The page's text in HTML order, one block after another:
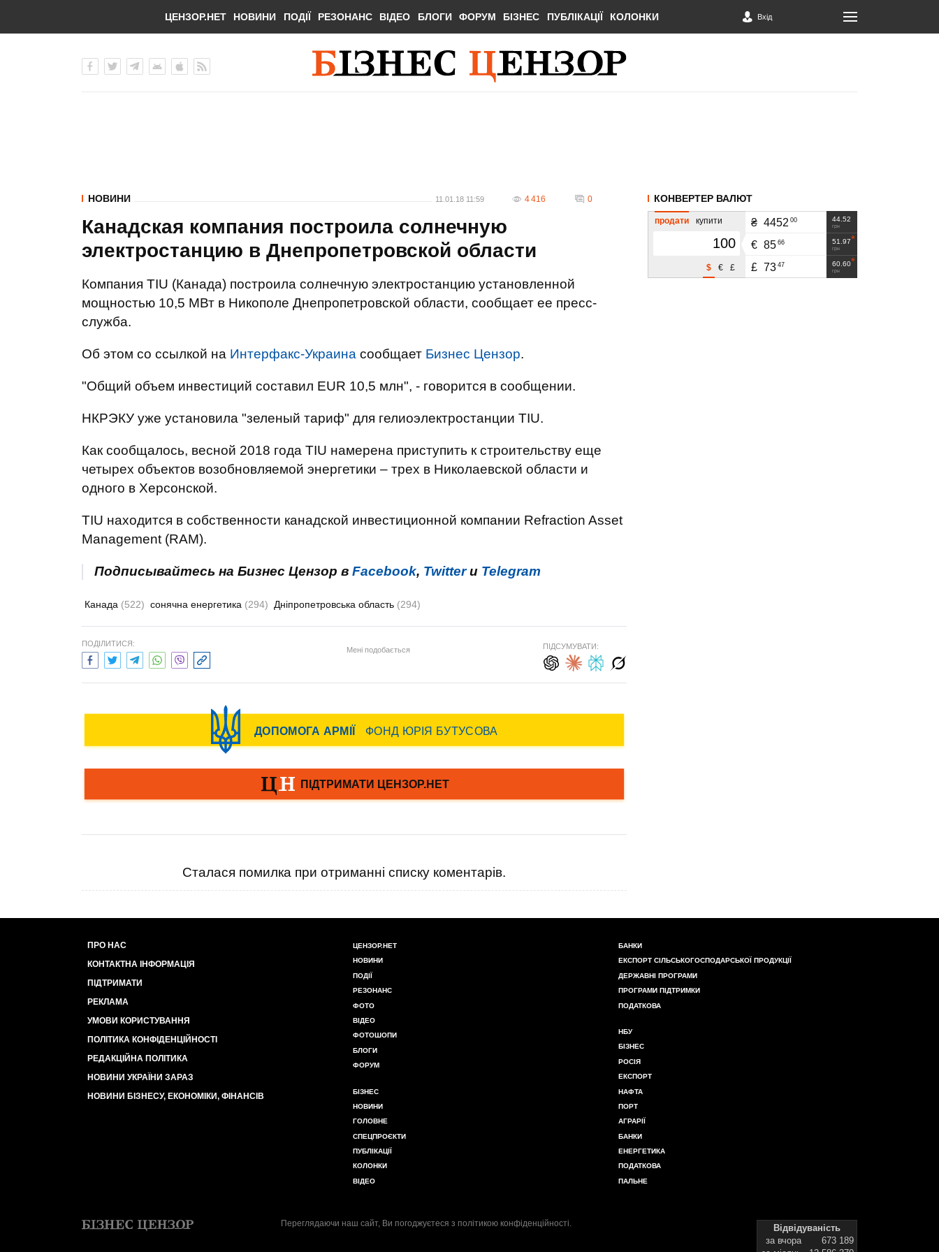
ЦЕНЗОР.НЕТ НОВИНИ ПОДІЇ РЕЗОНАНС ВІДЕО БЛОГИ ФОРУМ БІЗНЕС ПУБЛІКАЦІЇ КОЛОНКИ Вхід
НОВИНИ 11.01.18 11:59 4 416 0
Канадская компания построила солнечную
электростанцию в Днепропетровской области
Компания TIU (Канада) построила солнечную электростанцию установленной
мощностью 10,5 МВт в Никополе Днепропетровской области, сообщает ее пресс-
служба.
Об этом со ссылкой на Интерфакс-Украина сообщает Бизнес Цензор.
"Общий объем инвестиций составил EUR 10,5 млн", - говорится в сообщении.
НКРЭКУ уже установила "зеленый тариф" для гелиоэлектростанции TIU.
Как сообщалось, весной 2018 года TIU намерена приступить к строительству еще
четырех объектов возобновляемой энергетики – трех в Николаевской области и
одного в Херсонской.
TIU находится в собственности канадской инвестиционной компании Refraction Asset
Management (RAM).
Подписывайтесь на Бизнес Цензор в Facebook, Twitterи Telegram
Канада (522) сонячна енергетика (294) Дніпропетровська область (294)
ПОДІЛИТИСЯ:
Мені подобається ПІДСУМУВАТИ:
Сталася помилка при отриманні списку коментарів.
КОНВЕРТЕР ВАЛЮТ
продати купити
£
€
$
44.52
грн
₴ 4452 00
51.97
грн
€ 85 66
60.60
грн
£ 73 47
ПРО НАС
КОНТАКТНА ІНФОРМАЦІЯ
ПІДТРИМАТИ
РЕКЛАМА
УМОВИ КОРИСТУВАННЯ
ПОЛІТИКА КОНФІДЕНЦІЙНОСТІ
РЕДАКЦІЙНА ПОЛІТИКА
НОВИНИ УКРАЇНИ ЗАРАЗ
НОВИНИ БІЗНЕСУ, ЕКОНОМІКИ, ФІНАНСІВ
ЦЕНЗОР.НЕТ
НОВИНИ
ПОДІЇ
РЕЗОНАНС
ФОТО
ВІДЕО
ФОТОШОПИ
БЛОГИ
ФОРУМ
БІЗНЕС
НОВИНИ
ГОЛОВНЕ
СПЕЦПРОЄКТИ
ПУБЛІКАЦІЇ
КОЛОНКИ
ВІДЕО
БАНКИ
ЕКСПОРТ СІЛЬСЬКОГОСПОДАРСЬКОЇ ПРОДУКЦІЇ
ДЕРЖАВНІ ПРОГРАМИ
ПРОГРАМИ ПІДТРИМКИ
ПОДАТКОВА
НБУ
БІЗНЕС
РОСІЯ
ЕКСПОРТ
НАФТА
ПОРТ
АГРАРІЇ
БАНКИ
ЕНЕРГЕТИКА
ПОДАТКОВА
ПАЛЬНЕ
Переглядаючи наш сайт, Ви погоджуєтеся з політикою конфіденційності.
Відвідуваність
за вчора
673 189